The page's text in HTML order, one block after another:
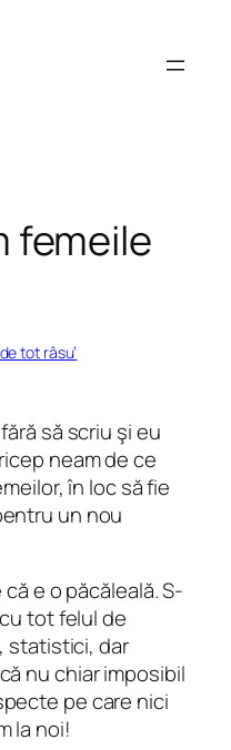
femeile
tot râsu’
să scriu şi eu
neam de ce
în loc să fie
un nou
e o păcăleală. S-
tot felul de
statistici, dar
nu chiar imposibil
pe care nici
la noi!